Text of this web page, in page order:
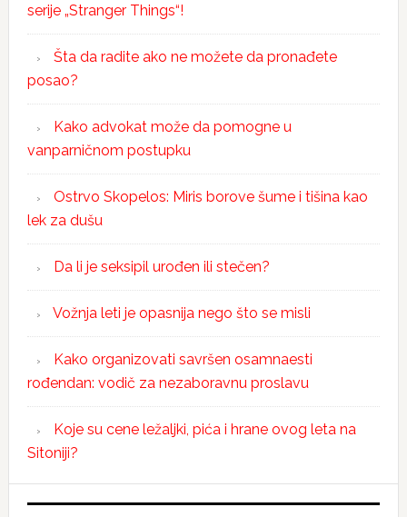
serije „Stranger Things“!
Šta da radite ako ne možete da pronađete
posao?
Kako advokat može da pomogne u
vanparničnom postupku
Ostrvo Skopelos: Miris borove šume i tišina kao
lek za dušu
Da li je seksipil urođen ili stečen?
Vožnja leti je opasnija nego što se misli
Kako organizovati savršen osamnaesti
rođendan: vodič za nezaboravnu proslavu
Koje su cene ležaljki, pića i hrane ovog leta na
Sitoniji?